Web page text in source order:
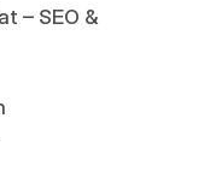
– SEO &